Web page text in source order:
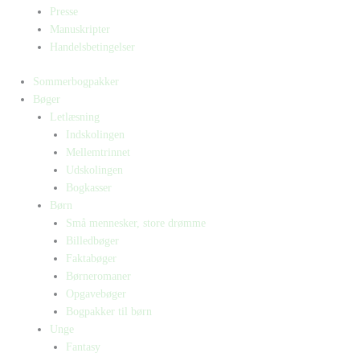
Presse
Manuskripter
Handelsbetingelser
Sommerbogpakker
Bøger
Letlæsning
Indskolingen
Mellemtrinnet
Udskolingen
Bogkasser
Børn
Små mennesker, store drømme
Billedbøger
Faktabøger
Børneromaner
Opgavebøger
Bogpakker til børn
Unge
Fantasy